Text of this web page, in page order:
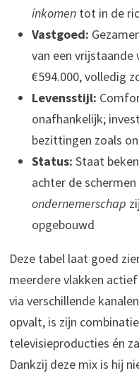
inkomentot in de
Vastgoed:
van een vrijstaande
€594.000, volledig
Levensstijl:
onafhankelijk;
bezittingen zoals
Status: Staat
achter de
ondernemerschap
opgebouwd
Deze tabel laat goed
meerdere vlakken
via verschillende
opvalt, is zijn
televisieproducties én
Dankzij deze mix is hij